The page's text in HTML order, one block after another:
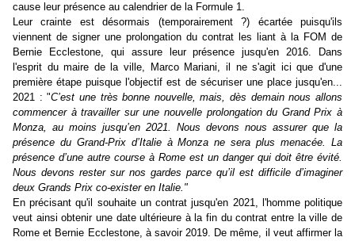
cause leur présence au calendrier de la Formule 1.
Leur crainte est désormais (temporairement ?) écartée puisqu'ils
viennent de signer une prolongation du contrat les liant à la FOM de
Bernie Ecclestone, qui assure leur présence jusqu'en 2016. Dans
l'esprit du maire de la ville, Marco Mariani, il ne s'agit ici que d'une
première étape puisque l'objectif est de sécuriser une place jusqu'en...
2021 : "C’est une très bonne nouvelle, mais, dès demain nous allons
commencer à travailler sur une nouvelle prolongation du Grand Prix à
Monza, au moins jusqu’en 2021. Nous devons nous assurer que la
présence du Grand-Prix d’Italie à Monza ne sera plus menacée. La
présence d’une autre course à Rome est un danger qui doit être évité.
Nous devons rester sur nos gardes parce qu’il est difficile d’imaginer
deux Grands Prix co-exister en Italie."
En précisant qu'il souhaite un contrat jusqu'en 2021, l'homme politique
veut ainsi obtenir une date ultérieure à la fin du contrat entre la ville de
Rome et Bernie Ecclestone, à savoir 2019. De même, il veut affirmer la